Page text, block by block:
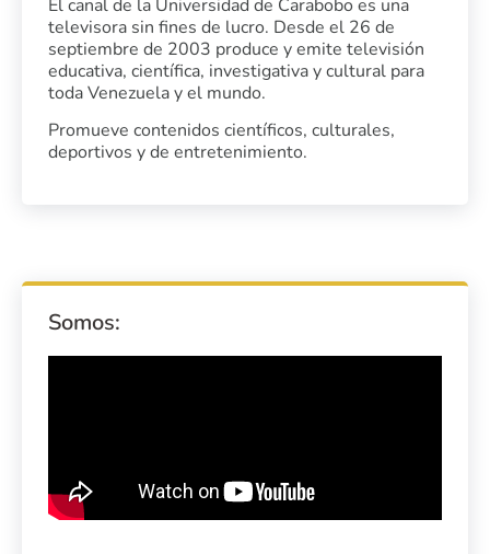
El canal de la Universidad de Carabobo es una
televisora sin fines de lucro. Desde el 26 de
septiembre de 2003 produce y emite televisión
educativa, científica, investigativa y cultural para
toda Venezuela y el mundo.
Promueve contenidos científicos, culturales,
deportivos y de entretenimiento.
Somos: